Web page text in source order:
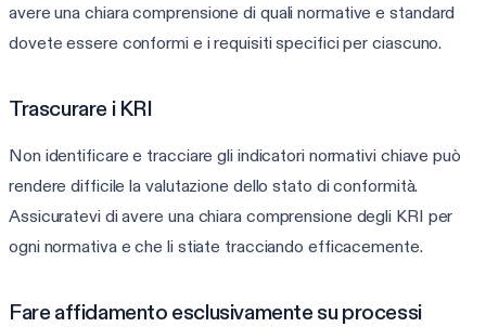
avere una chiara comprensione di quali normative e standard
dovete essere conformi e i requisiti specifici per ciascuno.
Trascurare i KRI
Non identificare e tracciare gli indicatori normativi chiave può
rendere difficile la valutazione dello stato di conformità.
Assicuratevi di avere una chiara comprensione degli KRI per
ogni normativa e che li stiate tracciando efficacemente.
Fare affidamento esclusivamente su processi